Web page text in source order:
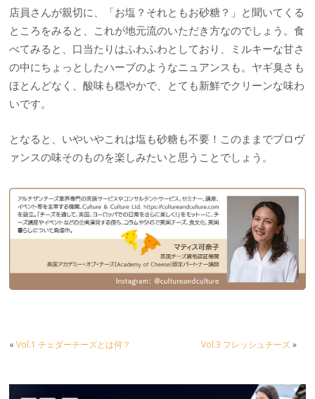
店員さんが親切に、「お塩？それともお砂糖？」と聞いてくる
ところをみると、これが地元流のいただき方なのでしょう。食
べてみると、口当たりはふわふわとしており、ミルキーな甘さ
の中にちょっとしたハーブのようなニュアンスも。ヤギ臭さも
ほとんどなく、酸味も穏やかで、とても新鮮でクリーンな味わ
いです。
となると、いやいやこれは塩も砂糖も不要！このままでプロヴ
ァンスの味そのものを楽しみたいと思うことでしょう。
«Vol.1 チェダーチーズとは何？ Vol.3 フレッシュチーズ»